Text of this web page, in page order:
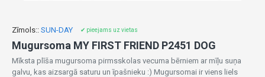
Zīmols:: SUN-DAY ✔ pieejams uz vietas
Mugursoma MY FIRST FRIEND P2451 DOG
Mīksta plīša mugursoma pirmsskolas vecuma bērniem ar mīļu suņa
galvu, kas aizsargā saturu un īpašnieku :) Mugursomai ir viens liels